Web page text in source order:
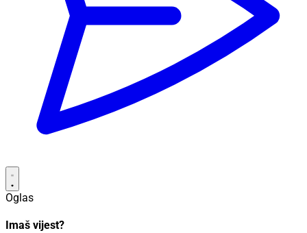
Oglas
Imaš vijest?